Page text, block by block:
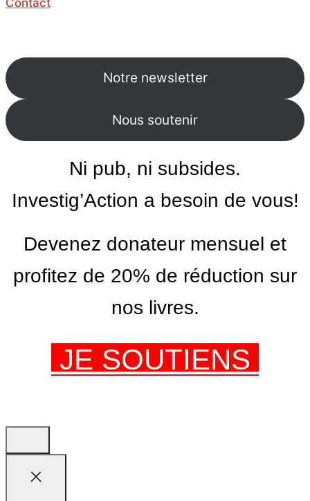
Notre newsletter
Nous soutenir
Ni pub, ni subsides.
Investig’Action a besoin de vous!
Devenez donateur mensuel et
profitez de 20% de réduction sur
nos livres.
JE SOUTIENS